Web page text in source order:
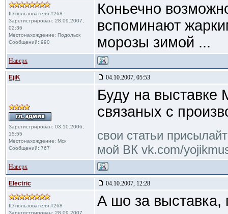
ID пользователя #268
Зарегистрирован: 28.09.2007,
02:36
Местонахождение: Подольск
Сообщений: 990
Коньечно
вспоминают
морозы зимой ...
Наверх
EjiK 04.10.2007, 05:53
Зарегистрирован: 03.10.2006,
15:55
Местонахождение: Мск
Сообщений: 767
Буду на выставке
связаных с
свои статьи
мой ВК vk.com/
Наверх
Electric 04.10.2007, 12:28
ID пользователя #268
Зарегистрирован: 28.09.2007,
А шо за выставка,